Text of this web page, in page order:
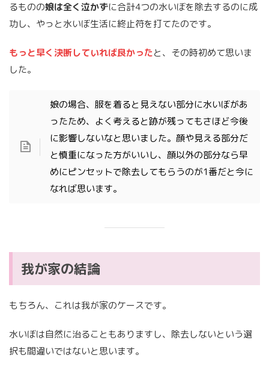
るものの娘は全く泣かずに合計4つの水いぼを除去するのに成
功し、やっと水いぼ生活に終止符を打てたのです。
もっと早く決断していれば良かったと、その時初めて思いま
した。
娘の場合、服を着ると見えない部分に水いぼがあ
ったため、よく考えると跡が残ってもさほど今後
に影響しないなと思いました。顔や見える部分だ
と慎重になった方がいいし、顔以外の部分なら早
めにピンセットで除去してもらうのが1番だと今に
なれば思います。
我が家の結論
もちろん、これは我が家のケースです。
水いぼは自然に治ることもありますし、除去しないという選
択も間違いではないと思います。